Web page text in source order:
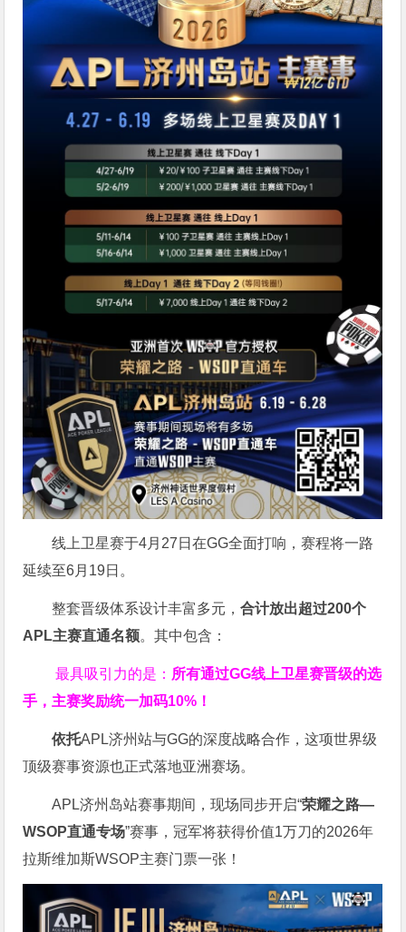
线上卫星赛于4月27日在GG全面打响，赛程将一路
延续至6月19日。
整套晋级体系设计丰富多元，合计放出超过200个
APL主赛直通名额。其中包含：
最具吸引力的是： 所有通过GG线上卫星赛晋级的选
手，主赛奖励统一加码10% ！
依托APL济州站与GG的深度战略合作，这项世界级
顶级赛事资源也正式落地亚洲赛场。
APL济州岛站赛事期间，现场同步开启“荣耀之路—
WSOP直通专场”赛事，冠军将获得价值1万刀的2026年
拉斯维加斯WSOP主赛门票一张！